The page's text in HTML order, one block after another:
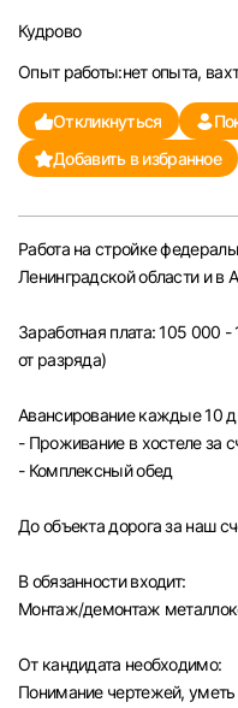
Саратов
Казань
Челябинск
Самара
Оренбург
Курган
Уфа
Кудрово
Опыт работы:нет опыта,
Откликнуться
Добавить в избранное
Работа на стройке
Ленинградской области и в
Заработная плата: 105 000
от разряда)
Авансирование каждые 10
- Проживание в хостеле за
- Комплексный обед
До объекта дорога за наш
В обязанности входит:
Монтаж/демонтаж
От кандидата необходимо:
Понимание чертежей,